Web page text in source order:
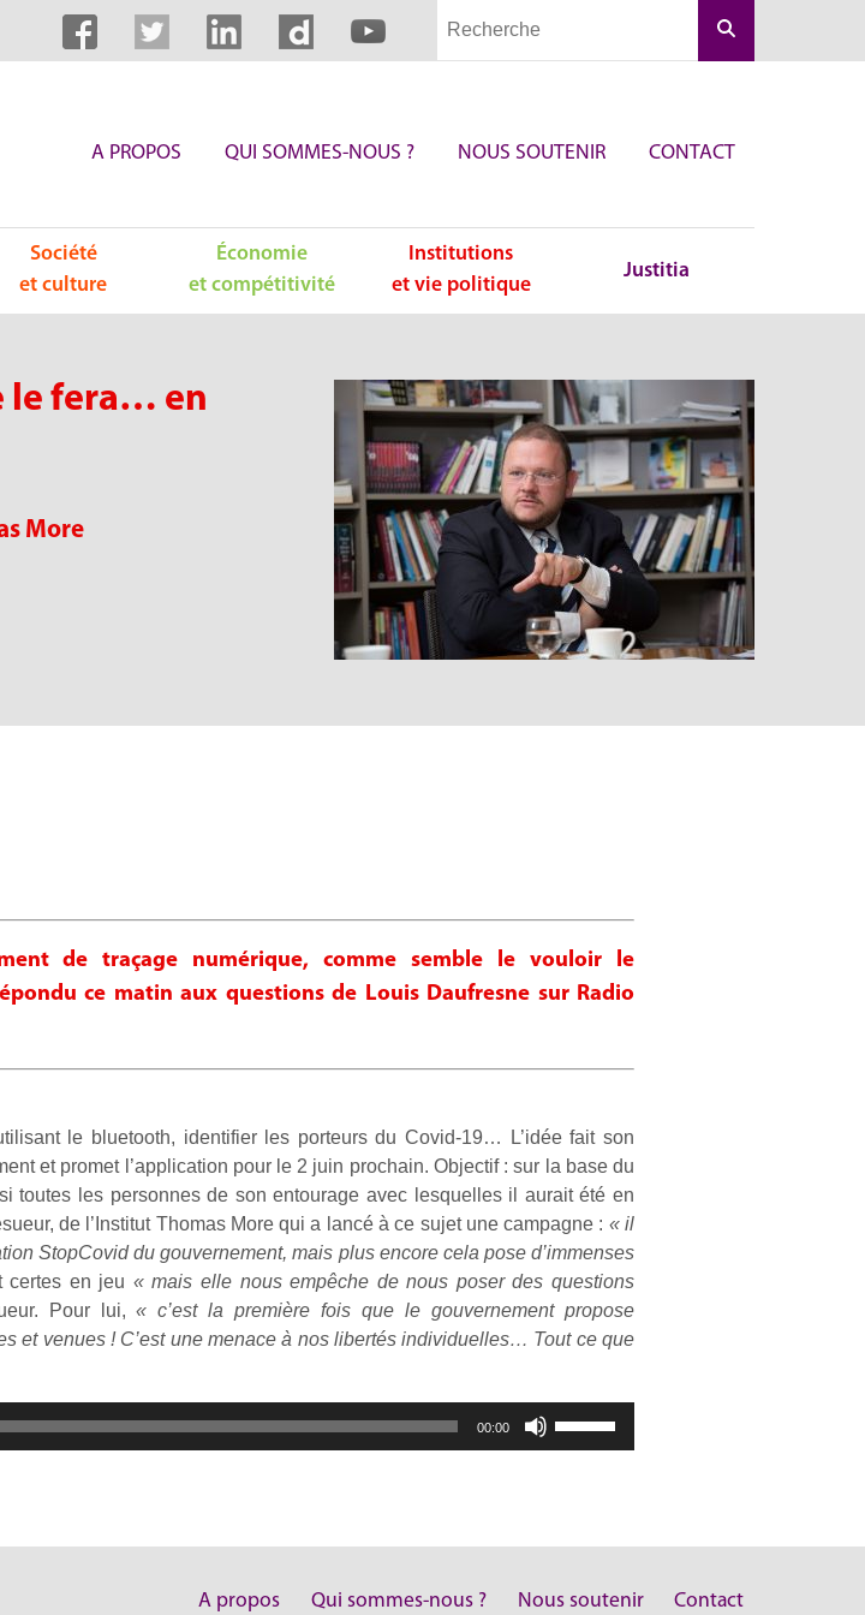
A PROPOS QUI SOMMES-NOUS ? NOUS SOUTENIR CONTACT
Société
et culture
Économie
et compétitivité
Institutions
et vie politique
Justitia
le fera… en
More
de traçage numérique, comme semble le vouloir le
ce matin aux questions de Louis Daufresne sur Radio
le bluetooth, identifier les porteurs du Covid-19… L’idée fait son
et promet l’application pour le 2 juin prochain. Objectif : sur la base du
toutes les personnes de son entourage avec lesquelles il aurait été en
de l’Institut Thomas More qui a lancé à ce sujet une campagne : « il
StopCovid du gouvernement, mais plus encore cela pose d’immenses
certes en jeu « mais elle nous empêche de nous poser des questions
Pour lui,« c’est la première fois que le gouvernement propose
et venues ! C’est une menace à nos libertés individuelles… Tout ce que
00:00
A propos Qui sommes-nous ? Nous soutenir Contact